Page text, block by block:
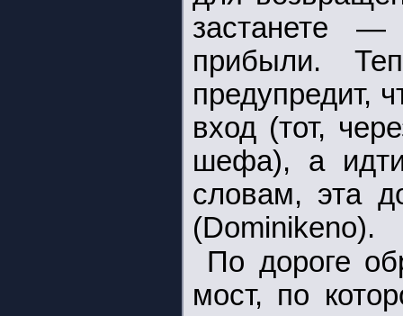
застанете
прибыли.
предупредит,
вход (тот,
шефа), а
словам, эта
(Dominikeno).
По дороге
мост, по